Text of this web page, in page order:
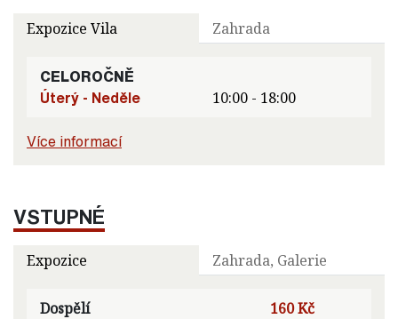
Expozice Vila Zahrada
CELOROČNĚ
Úterý - Neděle
10:00 - 18:00
Více informací
VSTUPNÉ
Expozice Zahrada, Galerie
Dospělí 160 Kč